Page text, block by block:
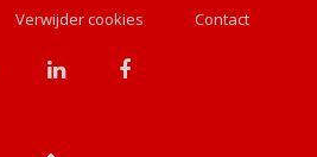
Verwijder cookies Contact